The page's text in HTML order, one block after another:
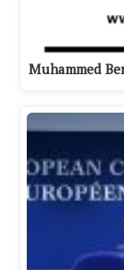
Muhammed